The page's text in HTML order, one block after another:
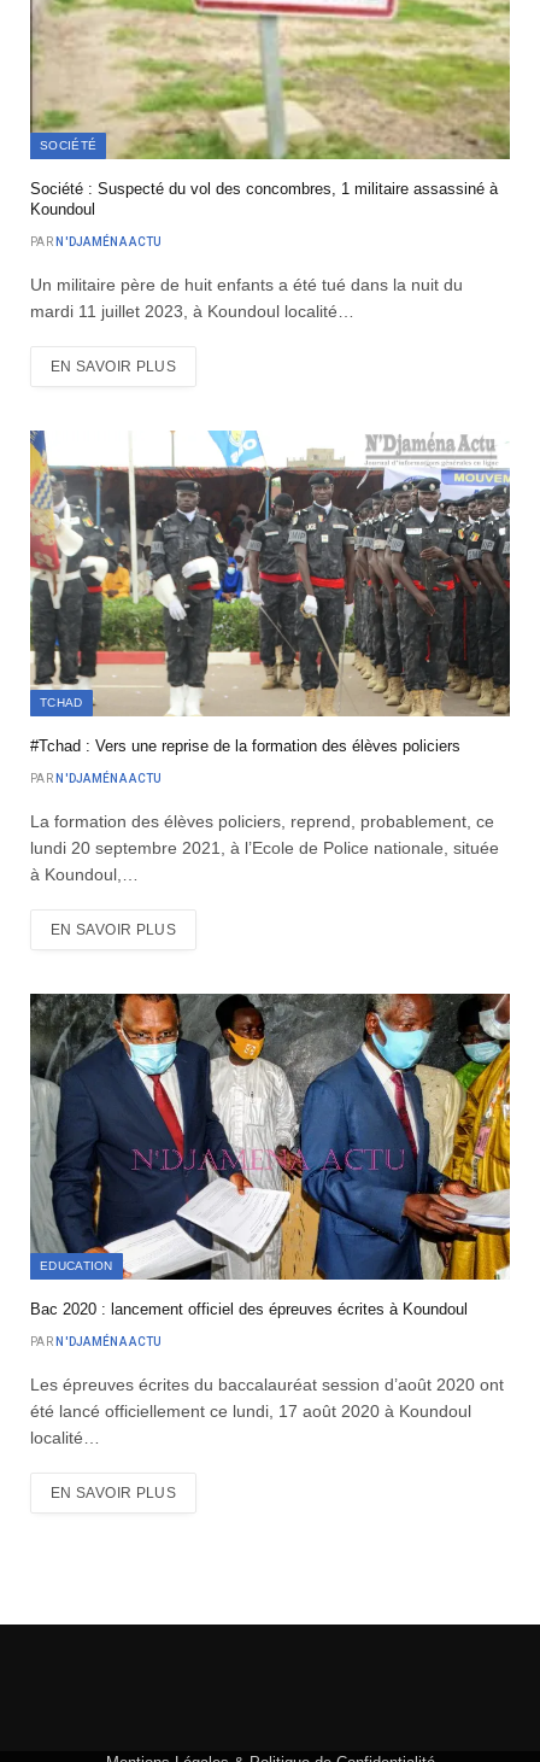
SOCIÉTÉ
Société : Suspecté du vol des concombres, 1 militaire assassiné à
Koundoul
PAR N'DJAMÉNA ACTU
Un militaire père de huit enfants a été tué dans la nuit du
mardi 11 juillet 2023, à Koundoul localité…
EN SAVOIR PLUS
TCHAD
#Tchad : Vers une reprise de la formation des élèves policiers
PAR N'DJAMÉNA ACTU
La formation des élèves policiers, reprend, probablement, ce
lundi 20 septembre 2021, à l’Ecole de Police nationale, située
à Koundoul,…
EN SAVOIR PLUS
EDUCATION
Bac 2020 : lancement officiel des épreuves écrites à Koundoul
PAR N'DJAMÉNA ACTU
Les épreuves écrites du baccalauréat session d’août 2020 ont
été lancé officiellement ce lundi, 17 août 2020 à Koundoul
localité…
EN SAVOIR PLUS